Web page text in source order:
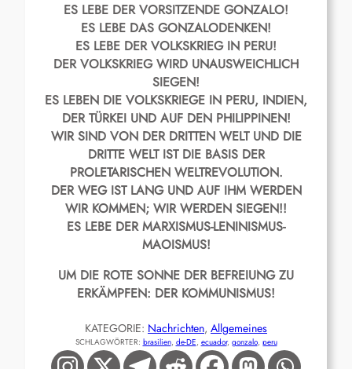
ES LEBE DER VORSITZENDE GONZALO!
ES LEBE DAS GONZALODENKEN!
ES LEBE DER VOLKSKRIEG IN PERU!
DER VOLKSKRIEG WIRD UNAUSWEICHLICH
SIEGEN!
ES LEBEN DIE VOLKSKRIEGE IN PERU, INDIEN,
DER TÜRKEI UND AUF DEN PHILIPPINEN!
WIR SIND VON DER DRITTEN WELT UND DIE
DRITTE WELT IST DIE BASIS DER
PROLETARISCHEN WELTREVOLUTION.
DER WEG IST LANG UND AUF IHM WERDEN
WIR KOMMEN; WIR WERDEN SIEGEN!!
ES LEBE DER MARXISMUS-LENINISMUS-
MAOISMUS!
UM DIE ROTE SONNE DER BEFREIUNG ZU
ERKÄMPFEN: DER KOMMUNISMUS!
KATEGORIE: Nachrichten, Allgemeines
SCHLAGWÖRTER: brasilien, de-DE, ecuador, gonzalo, peru